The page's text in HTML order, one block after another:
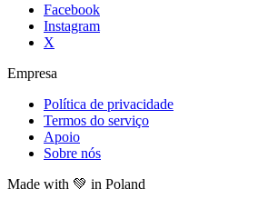
Facebook
Instagram
X
Empresa
Política de privacidade
Termos do serviço
Apoio
Sobre nós
Made with 💚 in Poland